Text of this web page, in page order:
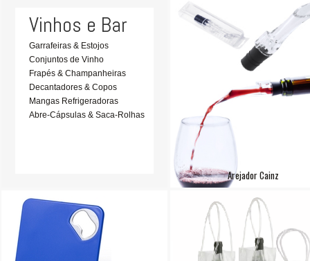
Vinhos e Bar
Garrafeiras & Estojos
Conjuntos de Vinho
Frapés & Champanheiras
Decantadores & Copos
Mangas Refrigeradoras
Abre-Cápsulas & Saca-Rolhas
Arejador Cainz